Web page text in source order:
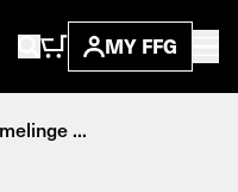
MY FFG
...